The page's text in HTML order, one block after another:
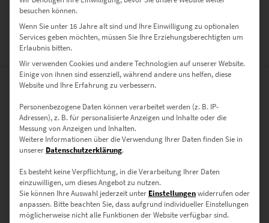
Schwarzwald
ZUSÄTZLICHE INFORMATIONEN
AUSFÜHRUNG
Poster, Leinwand auf Keilrahmen, Acrylglas
GRÖSSE
30 x 20 cm, 45 x 30 cm, 60 x 40 cm, 75 x 50 cm, 90 x 60 cm, 120 x 80
cm, 135 x 90 cm, 150 x 100 cm
BEWERTUNGEN (0)
besuchen können.
Wenn Sie unter 16 Jahre alt sind und Ihre Einwilligung zu optionalen
Services geben möchten, müssen Sie Ihre Erziehungsberechtigten um
Erlaubnis bitten.
Wir verwenden Cookies und andere Technologien auf unserer Website.
Einige von ihnen sind essenziell, während andere uns helfen, diese
Website und Ihre Erfahrung zu verbessern.
Personenbezogene Daten können verarbeitet werden (z. B. IP-
Adressen), z. B. für personalisierte Anzeigen und Inhalte oder die
Messung von Anzeigen und Inhalten.
Weitere Informationen über die Verwendung Ihrer Daten finden Sie in
unserer Datenschutzerklärung.
Es besteht keine Verpflichtung, in die Verarbeitung Ihrer Daten
einzuwilligen, um dieses Angebot zu nutzen.
Sie können Ihre Auswahl jederzeit unter Einstellungenwiderrufen oder
anpassen. Bitte beachten Sie, dass aufgrund individueller Einstellungen
möglicherweise nicht alle Funktionen der Website verfügbar sind.